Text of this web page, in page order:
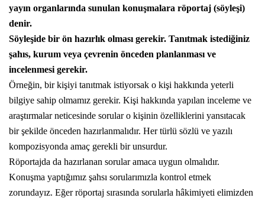
yayın organlarında sunulan konuşmalara röportaj (söyleşi)
denir.
Söyleşide bir ön hazırlık olması gerekir. Tanıtmak istediğiniz
şahıs, kurum veya çevrenin önceden planlanması ve
incelenmesi gerekir.
Örneğin, bir kişiyi tanıtmak istiyorsak o kişi hakkında yeterli
bilgiye sahip olmamız gerekir. Kişi hakkında yapılan inceleme ve
araştırmalar neticesinde sorular o kişinin özelliklerini yansıtacak
bir şekilde önceden hazırlanmalıdır. Her türlü sözlü ve yazılı
kompozisyonda amaç gerekli bir unsurdur.
Röportajda da hazırlanan sorular amaca uygun olmalıdır.
Konuşma yaptığımız şahsı sorularımızla kontrol etmek
zorundayız. Eğerröportaj sırasında sorularla hâkimiyeti elimizden